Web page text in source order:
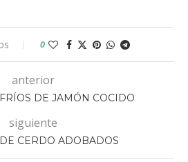
0
anterior
DE JAMÓN COCIDO
siguiente
CERDO ADOBADOS